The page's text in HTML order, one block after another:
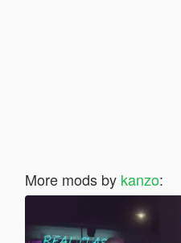
More mods by kanzo: